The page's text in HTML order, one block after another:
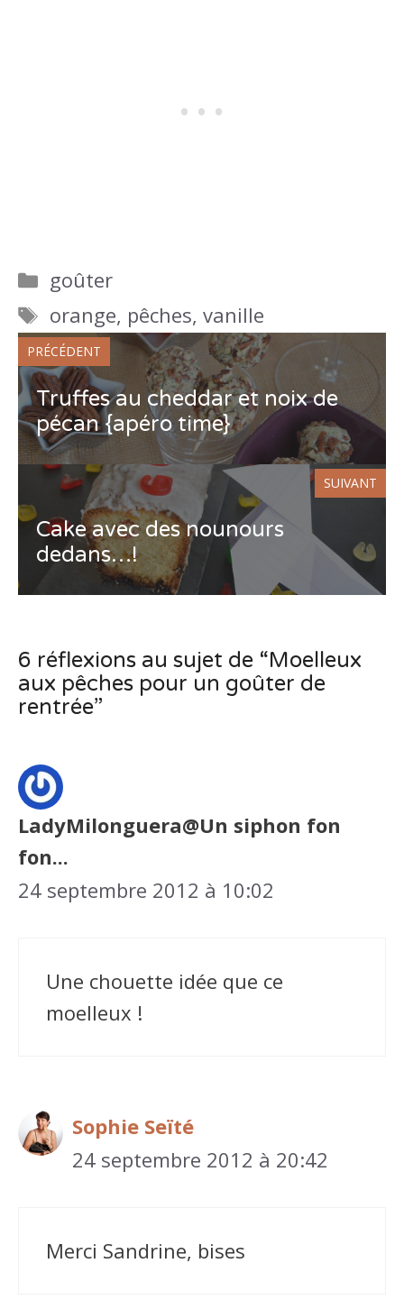
Catégories
goûter
Étiquettes
orange, pêches,vanille
PRÉCÉDENT
Truffes au cheddar et noix de
pécan {apéro time}
SUIVANT
Cake avec des nounours
dedans…!
6 réflexions au sujet de “Moelleux
aux pêches pour un goûter de
rentrée”
LadyMilonguera@Un siphon fon
fon...
24 septembre 2012 à 10:02
Une chouette idée que ce
moelleux !
Sophie Seïté
24 septembre 2012 à 20:42
Merci Sandrine, bises